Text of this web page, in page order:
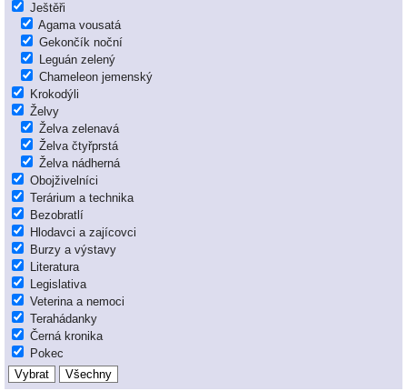
Ještěři
Agama vousatá
Gekončík noční
Leguán zelený
Chameleon jemenský
Krokodýli
Želvy
Želva zelenavá
Želva čtyřprstá
Želva nádherná
Obojživelníci
Terárium a technika
Bezobratlí
Hlodavci a zajícovci
Burzy a výstavy
Literatura
Legislativa
Veterina a nemoci
Terahádanky
Černá kronika
Pokec